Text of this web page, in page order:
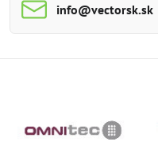
info​@vectorsk​.sk